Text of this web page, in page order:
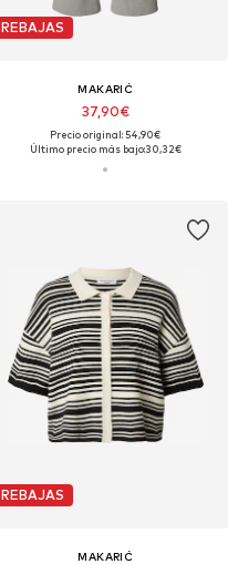
REBAJAS
MAKARIĆ
37,90€
Precio original: 54,90€
Último precio más bajo:30,32€
REBAJAS
MAKARIĆ